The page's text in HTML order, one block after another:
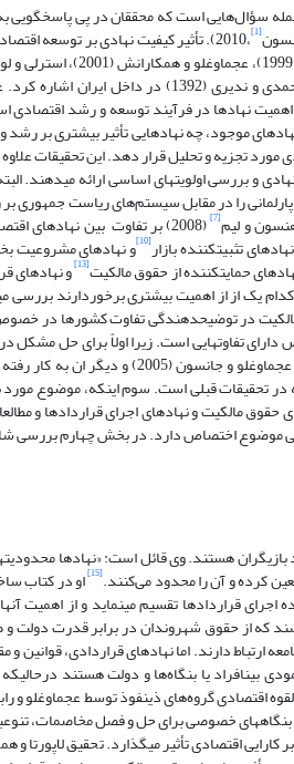
سؤال‌هایی است که محققان در پی پاسخگویی
[1] ،2010). تأثیر کیفیت نهادی بر توسعه
آذرمند (1384)، عیسی­زاده و احمدزاده
موجود، چه نهادهایی تأثیر بیشتری بر
مورد تجزیه و تحلیل قرار دهد. این تحقیقات
و بررسی اولویت­های اساسی ارائه می­دهند.
و لیم[7]
تثبیت­کننده بازار[10] و نهادهای مشروعیت
[13] و نهادهای
کدام یک از از اهمیت بیشتری برخوردارند
مالکیت در توضیح­دهندگی تفاوت کشورها در
تفاوت­هایی است. زیرا اولاً برای حل
مشکلات موجود در متغیرهای ابزاری که
در تحقیقات قبلی است. سوم اینکه، موضوع
مالکیت و نهادهای اجرای قراردادها و
موضوع اختصاص دارد. در بخش چهارم بررسی
خود بازیگران هستند. وی قائل است:
کرده و آن را محدود می‌کنند.[15]
اجرای قراردادها تقسیم می­نماید و از
که از حقوق شهروندان در برابر قدرت دولت
ارتباط دارند. اما نهادهای قراردادی،
بین­افراد یا بنگاه‌ها و دولت هستند
بنگاه­های خصوصی برای حل و فصل مخاصمات،
اقتصادی تأثیر می­گذارد. تحقیق لاپورتا و